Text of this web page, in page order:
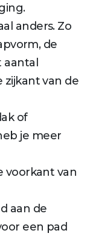
anders. Zo
de
van de
of
je meer
voorkant van
aan de
een pad